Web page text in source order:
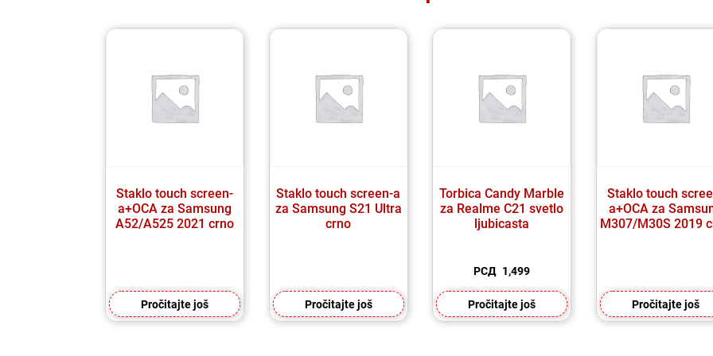
Staklo touch screen-
a+OCA za Samsung
A52/A525 2021 crno
Pročitajte još
Staklo touch screen-a
za Samsung S21 Ultra
crno
Pročitajte još
Torbica Candy Marble
za Realme C21 svetlo
ljubicasta
РСД 1,499
Pročitajte još
Staklo touch
a+OCA za
M307/M30S 2019
Pročitajte još